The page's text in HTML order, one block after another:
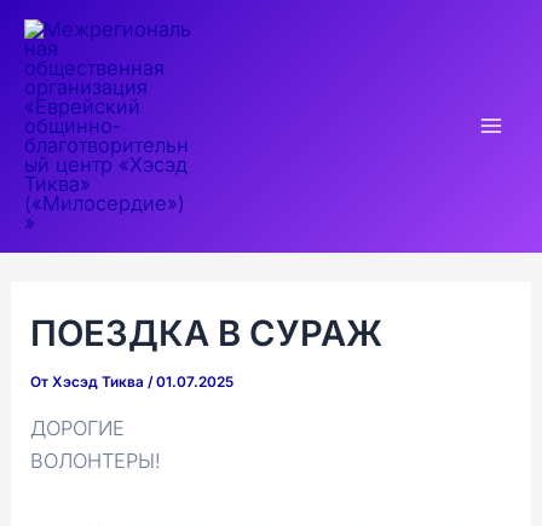
Перейти
содержимому
ПОЕЗДКА В СУРАЖ
ОтХэсэд Тиква/01.07.2025
ДОРОГИЕ
ВОЛОНТЕРЫ!